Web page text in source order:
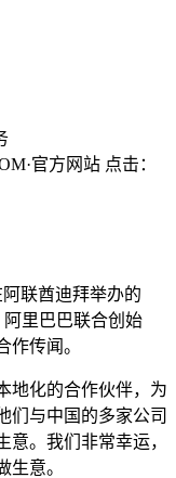
官方网站 点击：
联酋迪拜举办的
阿里巴巴联合创始
作传闻。
化的合作伙伴，为
们与中国的多家公司
。我们非常幸运，
生意。